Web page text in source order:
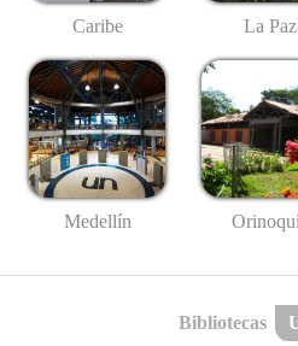
Caribe La Paz
Medellín
Bibliotecas